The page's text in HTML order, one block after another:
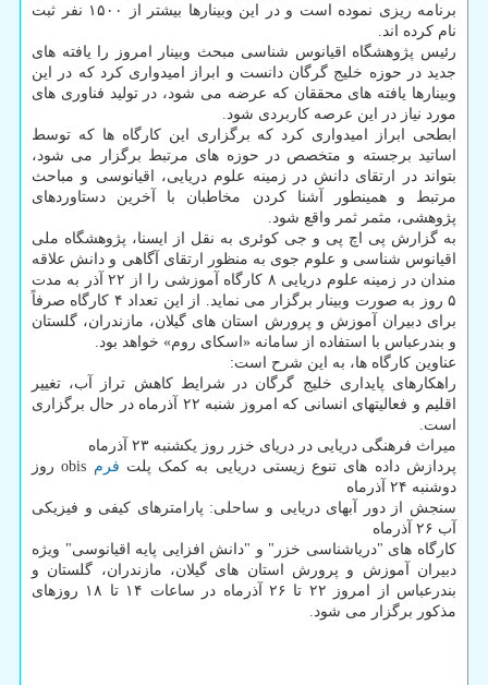
برنامه ریزی نموده است و در این وبینارها بیشتر از ۱۵۰۰ نفر ثبت
نام کرده اند.
رئیس پژوهشگاه اقیانوس شناسی مبحث وبینار امروز را یافته های
جدید در حوزه خلیج گرگان دانست و ابراز امیدواری کرد که در این
وبینارها یافته های محققان که عرضه می شود، در تولید فناوری های
مورد نیاز در این عرصه کاربردی شود.
ابطحی ابراز امیدواری کرد که برگزاری این کارگاه ها که توسط
اساتید برجسته و متخصص در حوزه های مرتبط برگزار می شود،
بتواند در ارتقای دانش در زمینه علوم دریایی، اقیانوسی و مباحث
مرتبط و همینطور آشنا کردن مخاطبان با آخرین دستاوردهای
پژوهشی، مثمر ثمر واقع شود.
به گزارش پی اچ پی و جی کوئری به نقل از ایسنا، پژوهشگاه ملی
اقیانوس شناسی و علوم جوی به منظور ارتقای آگاهی و دانش علاقه
مندان در زمینه علوم دریایی ۸ کارگاه آموزشی را از ۲۲ آذر به مدت
۵ روز به صورت وبینار برگزار می نماید. از این تعداد ۴ کارگاه صرفاً
برای دبیران آموزش و پرورش استان های گیلان، مازندران، گلستان
و بندرعباس با استفاده از سامانه «اسکای روم» خواهد بود.
عناوین کارگاه ها، به این شرح است:
راهکارهای پایداری خلیج گرگان در شرایط کاهش تراز آب، تغییر
اقلیم و فعالیتهای انسانی که امروز شنبه ۲۲ آذرماه در حال برگزاری
است.
میراث فرهنگی دریایی در دریای خزر روز یکشنبه ۲۳ آذرماه
پردازش داده های تنوع زیستی دریایی به کمک پلت فرم
obis روز
دوشنبه ۲۴ آذرماه
سنجش از دور آبهای دریایی و ساحلی: پارامترهای کیفی و فیزیکی
آب ۲۶ آذرماه
کارگاه های "دریاشناسی خزر" و "دانش افزایی پایه اقیانوسی" ویژه
دبیران آموزش و پرورش استان های گیلان، مازندران، گلستان و
بندرعباس از امروز ۲۲ تا ۲۶ آذرماه در ساعات ۱۴ تا ۱۸ روزهای
مذکور برگزار می شود.